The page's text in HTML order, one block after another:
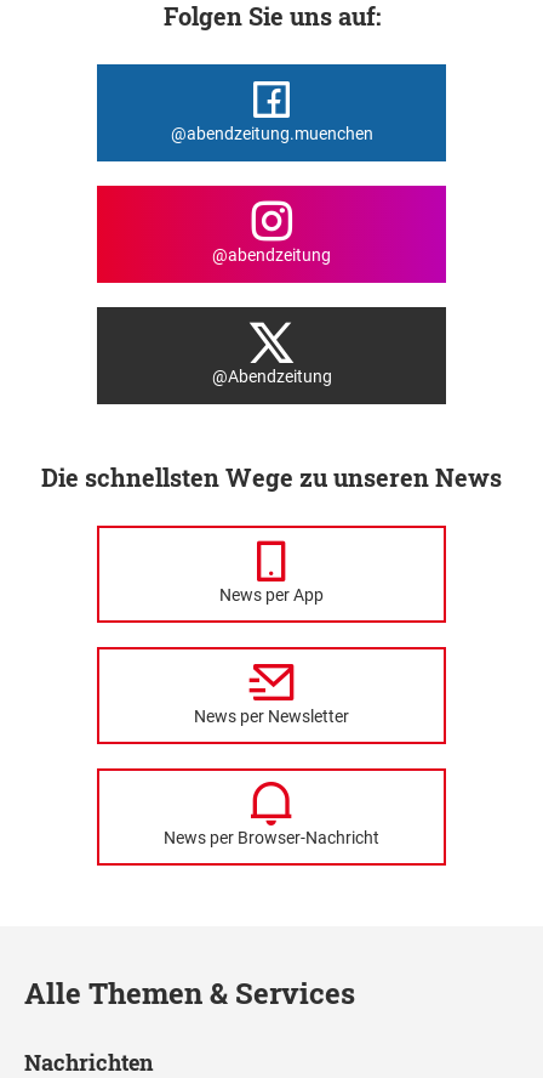
Folgen Sie uns auf:
@abendzeitung.muenchen
@abendzeitung
@Abendzeitung
Die schnellsten Wege zu unseren News
News per App
News per Newsletter
News per Browser-Nachricht
Alle Themen & Services
Nachrichten